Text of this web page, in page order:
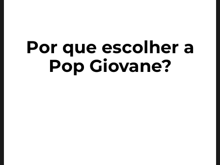
Por que escolher a
Pop Giovane?